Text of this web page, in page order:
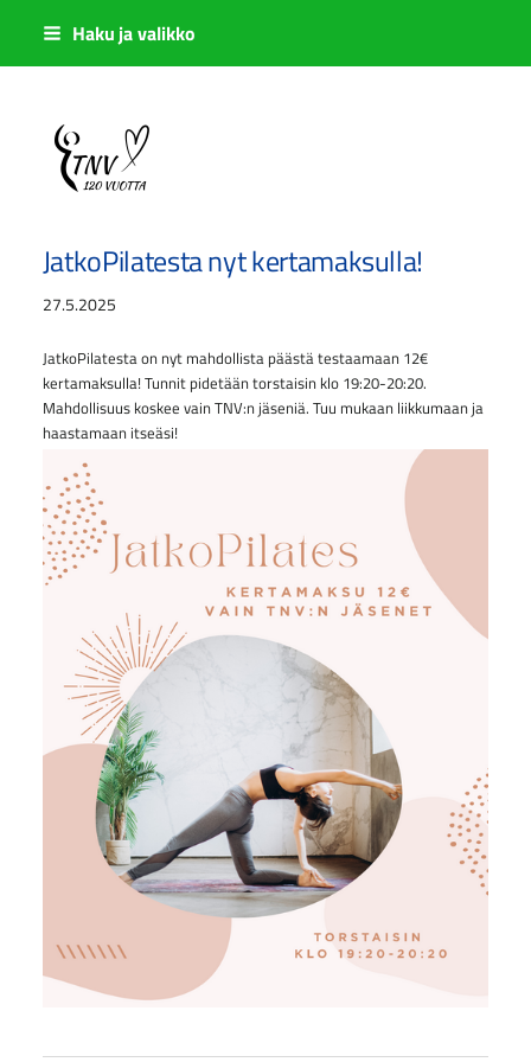
Siirry
sisältöön
Haku ja valikko
Sivuston etusivulle
JatkoPilatesta nyt kertamaksulla!
27.5.2025
JatkoPilatesta on nyt mahdollista päästä testaamaan 12€
kertamaksulla! Tunnit pidetään torstaisin klo 19:20-20:20.
Mahdollisuus koskee vain TNV:n jäseniä. Tuu mukaan liikkumaan ja
haastamaan itseäsi!